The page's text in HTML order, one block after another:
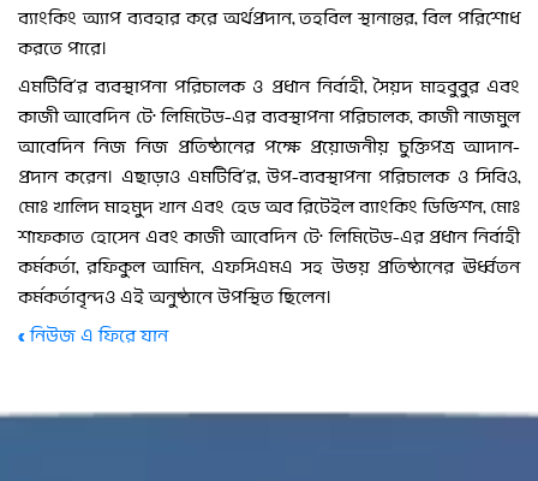
ব্যাংকিং অ্যাপ ব্যবহার করে অর্থপ্রদান, তহবিল স্থানান্তর, বিল পরিশোধ
করতে পারে।
এমটিবি’র ব্যবস্থাপনা পরিচালক ও প্রধান নির্বাহী, সৈয়দ মাহবুবুর এবং
কাজী আবেদিন টে· লিমিটেড-এর ব্যবস্থাপনা পরিচালক, কাজী নাজমুল
আবেদিন নিজ নিজ প্রতিষ্ঠানের পক্ষে প্রয়োজনীয় চুক্তিপত্র আদান-
প্রদান করেন। এছাড়াও এমটিবি’র, উপ-ব্যবস্থাপনা পরিচালক ও সিবিও,
মোঃ খালিদ মাহমুদ খান এবং হেড অব রিটেইল ব্যাংকিং ডিভিশন, মোঃ
শাফকাত হোসেন এবং কাজী আবেদিন টে· লিমিটেড-এর প্রধান নির্বাহী
কর্মকর্তা, রফিকুল আমিন, এফসিএমএ সহ উভয় প্রতিষ্ঠানের ঊর্ধ্বতন
কর্মকর্তাবৃন্দও এই অনুষ্ঠানে উপস্থিত ছিলেন।
« নিউজ এ ফিরে যান